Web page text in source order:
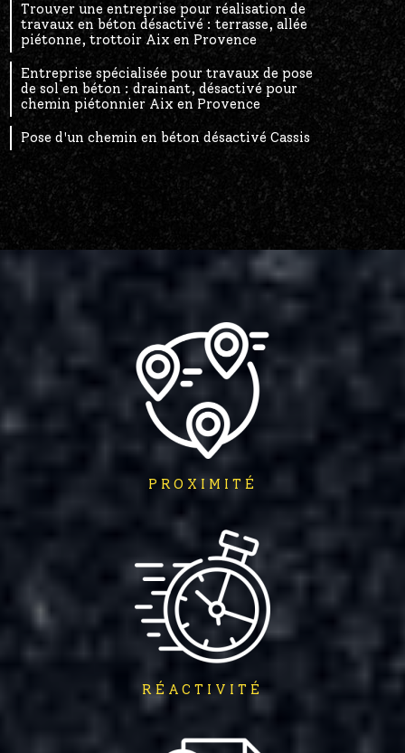
Trouver une entreprise pour réalisation de
travaux en béton désactivé : terrasse, allée
piétonne, trottoir Aix en Provence
Entreprise spécialisée pour travaux de pose
de sol en béton : drainant, désactivé pour
chemin piétonnier Aix en Provence
Pose d'un chemin en béton désactivé Cassis
PROXIMITÉ
RÉACTIVITÉ